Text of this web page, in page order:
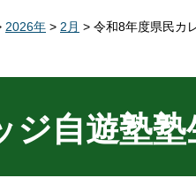
2026年 > 2月 > 令和8年度県民カ
ジ自遊塾